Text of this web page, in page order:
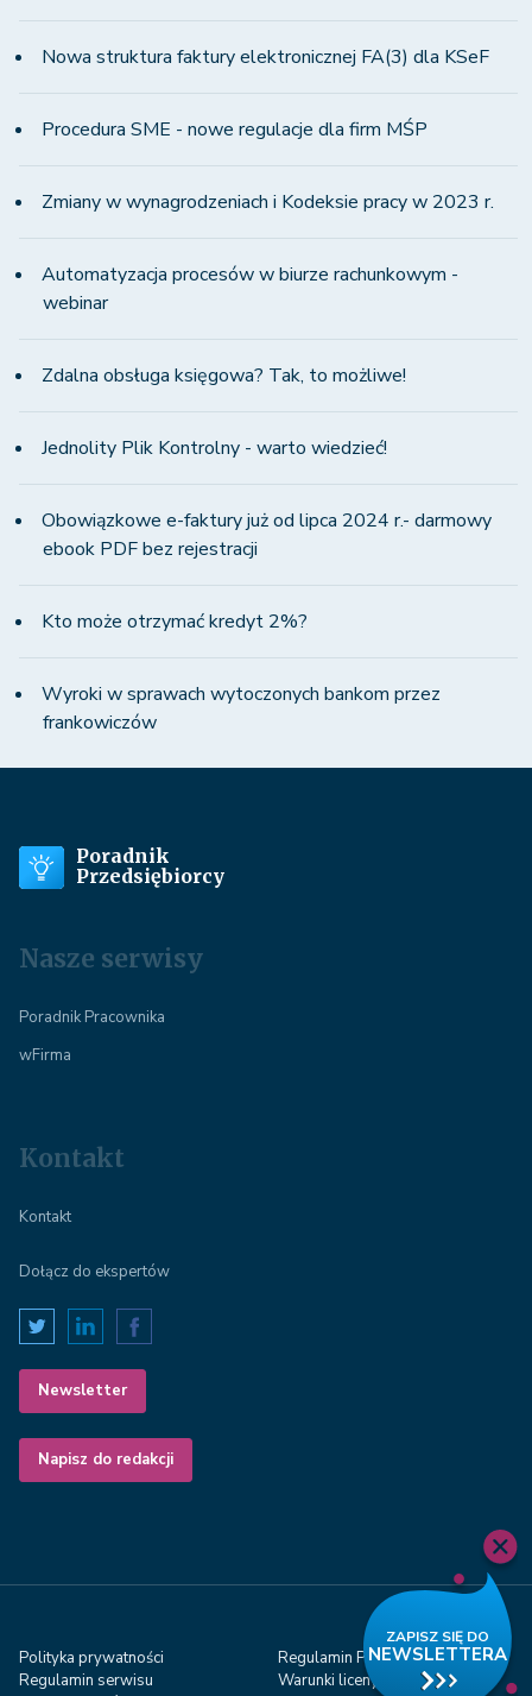
Nowa struktura faktury elektronicznej FA(3) dla KSeF
Procedura SME - nowe regulacje dla firm MŚP
Zmiany w wynagrodzeniach i Kodeksie pracy w 2023 r.
Automatyzacja procesów w biurze rachunkowym -
webinar
Zdalna obsługa księgowa? Tak, to możliwe!
Jednolity Plik Kontrolny - warto wiedzieć!
Obowiązkowe e-faktury już od lipca 2024 r.- darmowy
ebook PDF bez rejestracji
Kto może otrzymać kredyt 2%?
Wyroki w sprawach wytoczonych bankom przez
frankowiczów
Poradnik
Przedsiębiorcy
Nasze serwisy
Poradnik Pracownika
wFirma
Kontakt
Kontakt
Dołącz do ekspertów
Newsletter
Napisz do redakcji
Polityka prywatności
Regulamin Porady Online
Regulamin serwisu
Warunki licenyjne